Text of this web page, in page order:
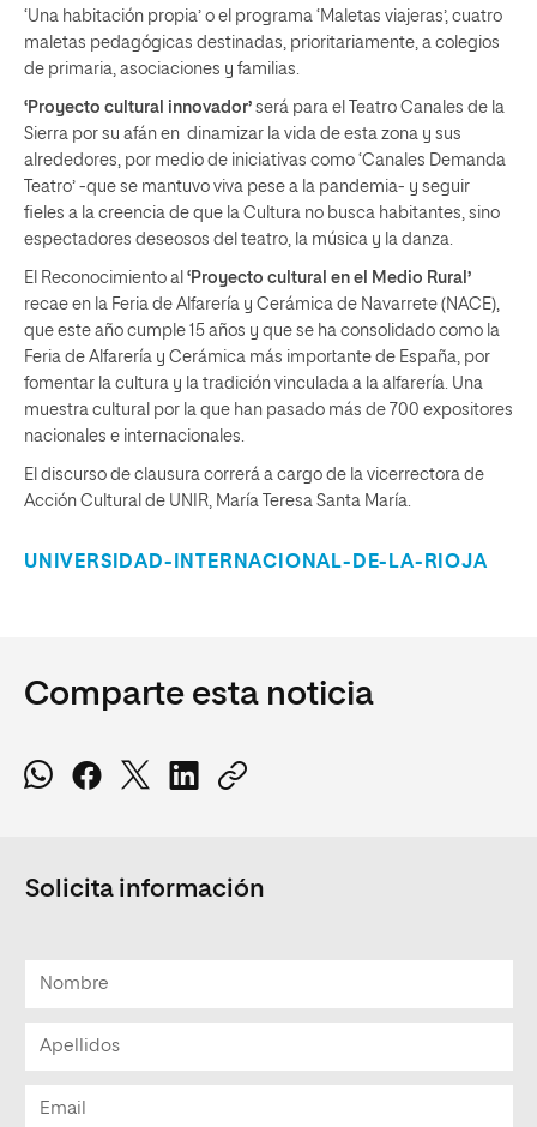
‘Una habitación propia’ o el programa ‘Maletas viajeras’, cuatro
maletas pedagógicas destinadas, prioritariamente, a colegios
de primaria, asociaciones y familias.
‘Proyecto cultural innovador’ será para el Teatro Canales de la
Sierra por su afán en dinamizar la vida de esta zona y sus
alrededores, por medio de iniciativas como ‘Canales Demanda
Teatro’ -que se mantuvo viva pese a la pandemia- y seguir
fieles a la creencia de que la Cultura no busca habitantes, sino
espectadores deseosos del teatro, la música y la danza.
El Reconocimiento al ‘Proyecto cultural en el Medio Rural’
recae en la Feria de Alfarería y Cerámica de Navarrete (NACE),
que este año cumple 15 años y que se ha consolidado como la
Feria de Alfarería y Cerámica más importante de España, por
fomentar la cultura y la tradición vinculada a la alfarería. Una
muestra cultural por la que han pasado más de 700 expositores
nacionales e internacionales.
El discurso de clausura correrá a cargo de la vicerrectora de
Acción Cultural de UNIR, María Teresa Santa María.
UNIVERSIDAD-INTERNACIONAL-DE-LA-RIOJA
Comparte esta noticia
Solicita información